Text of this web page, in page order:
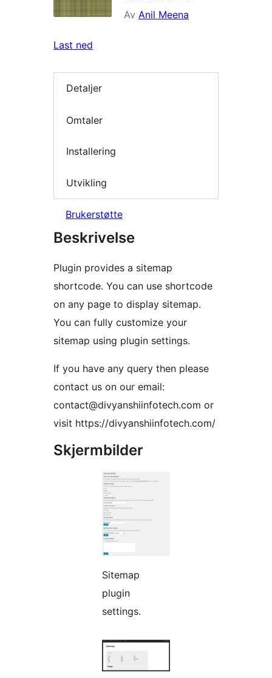
Av Anil Meena
Last ned
Detaljer
Omtaler
Installering
Utvikling
Brukerstøtte
Beskrivelse
Plugin provides a sitemap
shortcode. You can use shortcode
on any page to display sitemap.
You can fully customize your
sitemap using plugin settings.
If you have any query then please
contact us on our email:
contact@divyanshiinfotech.com or
visit https://divyanshiinfotech.com/
Skjermbilder
Sitemap
plugin
settings.